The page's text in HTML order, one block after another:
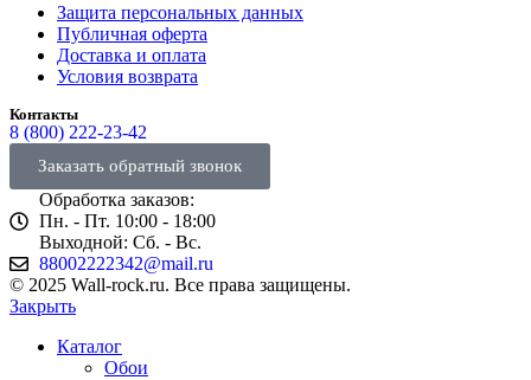
Защита персональных данных
Публичная оферта
Доставка и оплата
Условия возврата
Контакты
8 (800) 222-23-42
Заказать обратный звонок
Обработка заказов:
Пн. - Пт. 10:00 - 18:00
Выходной: Сб. - Вс.
88002222342@mail.ru
© 2025 Wall-rock.ru. Все права защищены.
Закрыть
Каталог
Обои